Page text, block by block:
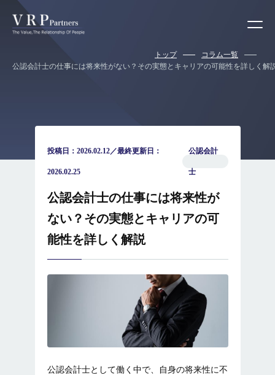
トップ
コラム一覧
公認会計士の仕事には将来性がない？その実態とキャリアの可能性を詳しく解
投稿日：2026.02.12／最終更新日：
2026.02.25
公認会計
士
公認会計士の仕事には将来性が
ない？その実態とキャリアの可
能性を詳しく解説
公認会計士として働く中で、自身の将来性に不